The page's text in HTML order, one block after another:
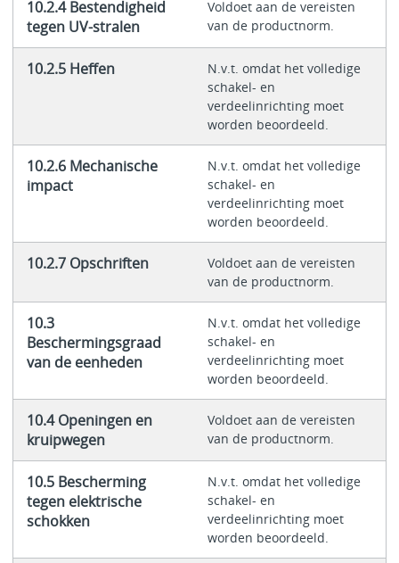
10.2.4 Bestendigheid
tegen UV-stralen
Voldoet aan de vereisten
van de productnorm.
10.2.5 Heffen
N.v.t. omdat het volledige
schakel- en
verdeelinrichting moet
worden beoordeeld.
10.2.6 Mechanische
impact
N.v.t. omdat het volledige
schakel- en
verdeelinrichting moet
worden beoordeeld.
10.2.7 Opschriften
Voldoet aan de vereisten
van de productnorm.
10.3
Beschermingsgraad
van de eenheden
N.v.t. omdat het volledige
schakel- en
verdeelinrichting moet
worden beoordeeld.
10.4 Openingen en
kruipwegen
Voldoet aan de vereisten
van de productnorm.
10.5 Bescherming
tegen elektrische
schokken
N.v.t. omdat het volledige
schakel- en
verdeelinrichting moet
worden beoordeeld.